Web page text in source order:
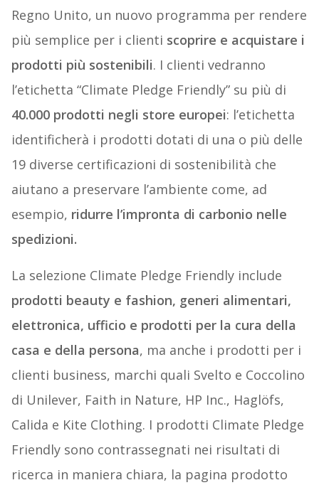
Regno Unito, un nuovo programma per rendere
più semplice per i clienti scoprire e acquistare i
prodotti più sostenibili. I clienti vedranno
l’etichetta “Climate Pledge Friendly” su più di
40.000 prodotti negli store europei: l’etichetta
identificherà i prodotti dotati di una o più delle
19 diverse certificazioni di sostenibilità che
aiutano a preservare l’ambiente come, ad
esempio, ridurre l’impronta di carbonio nelle
spedizioni.
La selezione Climate Pledge Friendly include
prodotti beauty e fashion, generi alimentari,
elettronica, ufficio e prodotti per la cura della
casa e della persona, ma anche i prodotti per i
clienti business, marchi quali Svelto e Coccolino
di Unilever, Faith in Nature, HP Inc., Haglöfs,
Calida e Kite Clothing. I prodotti Climate Pledge
Friendly sono contrassegnati nei risultati di
ricerca in maniera chiara, la pagina prodotto